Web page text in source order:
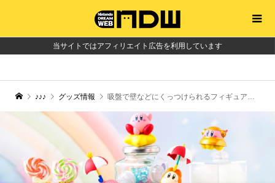
当サイトではアフィリエイト広告を利用しています
♪♪♪ グッズ情報 吸盤で壁などにくっつけられるフィギュア「とびマス 星のカービィ」メガハウスより6月下旬発売